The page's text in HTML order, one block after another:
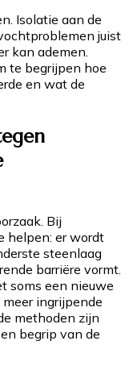
Isolatie aan de
juist
kan ademen.
te begrijpen hoe
en wat de
Bij
helpen: er wordt
steenlaag
barriëre vormt.
soms een nieuwe
ingrijpende
methoden zijn
begrip van de